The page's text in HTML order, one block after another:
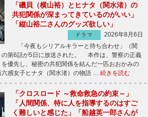
「磯貝（横山裕）とヒナタ（関水渚）の
共犯関係が深まってきているのがいい」
「縦山裕二さんのグッズ欲しい」
ドラマ
2026年8月6日
「今夜もシリアルキラーと待ち合わせ」（関
の第6話が5日に放送された。 本作は、警察の正義
優先し、秘密の共犯関係を結んだ一匹おおかみの
感女子ヒナタ（関水渚）の物語 … 続きを読む
「クロスロード ～救命救急の約束～」
「人間関係、特に人を指導するのはすご
く難しいと感じた」「船越英一郎さんが